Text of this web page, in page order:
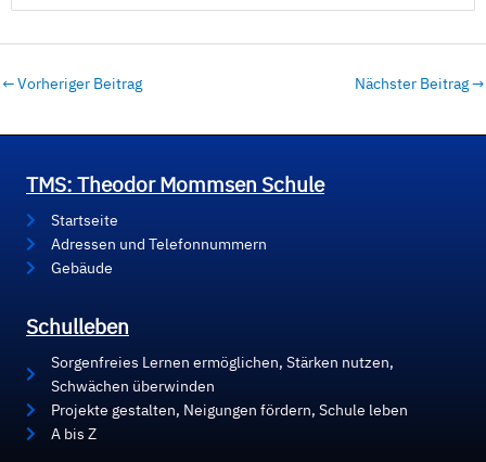
←Vorheriger Beitrag Nächster Beitrag→
TMS: Theodor Mommsen Schule
Startseite
Adressen und Telefonnummern
Gebäude
Schulleben
Sorgenfreies Lernen ermöglichen, Stärken nutzen,
Schwächen überwinden
Projekte gestalten, Neigungen fördern, Schule leben
A bis Z